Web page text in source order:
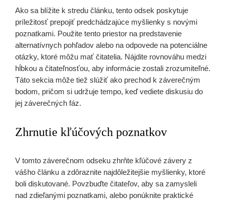
Ako sa blížite k stredu článku, tento odsek poskytuje
príležitosť prepojiť predchádzajúce myšlienky s novými
poznatkami. Použite tento priestor na predstavenie
alternatívnych pohľadov alebo na odpovede na potenciálne
otázky, ktoré môžu mať čitatelia. Nájdite rovnováhu medzi
hĺbkou a čitateľnosťou, aby informácie zostali zrozumiteľné.
Táto sekcia môže tiež slúžiť ako prechod k záverečným
bodom, pričom si udržuje tempo, keď vediete diskusiu do
jej záverečných fáz.
Zhrnutie kľúčových poznatkov
V tomto záverečnom odseku zhrňte kľúčové závery z
vášho článku a zdôraznite najdôležitejšie myšlienky, ktoré
boli diskutované. Povzbuďte čitateľov, aby sa zamysleli
nad zdieľanými poznatkami, alebo ponúknite praktické